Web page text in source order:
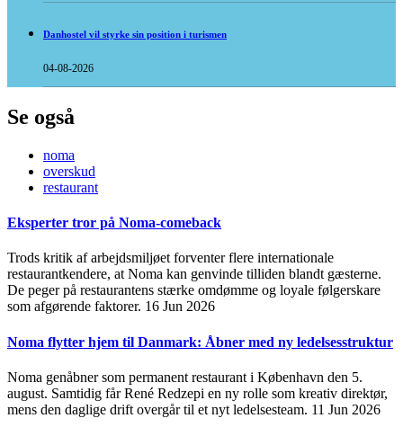
Danhostel vil styrke sin position i turismen
04-08-2026
Se også
noma
overskud
restaurant
Eksperter tror på Noma-comeback
Trods kritik af arbejdsmiljøet forventer flere internationale
restaurantkendere, at Noma kan genvinde tilliden blandt gæsterne.
De peger på restaurantens stærke omdømme og loyale følgerskare
som afgørende faktorer. 16 Jun 2026
Noma flytter hjem til Danmark: Åbner med ny ledelsesstruktur
Noma genåbner som permanent restaurant i København den 5.
august. Samtidig får René Redzepi en ny rolle som kreativ direktør,
mens den daglige drift overgår til et nyt ledelsesteam. 11 Jun 2026